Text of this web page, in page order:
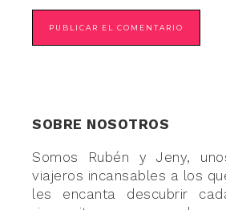
SOBRE NOSOTROS
Somos Rubén y Jeny,
viajeros incansables a los
les encanta descubrir